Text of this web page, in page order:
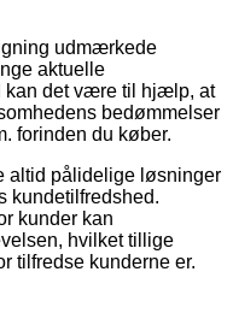
udmærkede
aktuelle
kan det være til hjælp, at
bedømmelser
forinden du køber.
altid pålidelige løsninger
kundetilfredshed.
kunder kan
hvilket tillige
tilfredse kunderne er.